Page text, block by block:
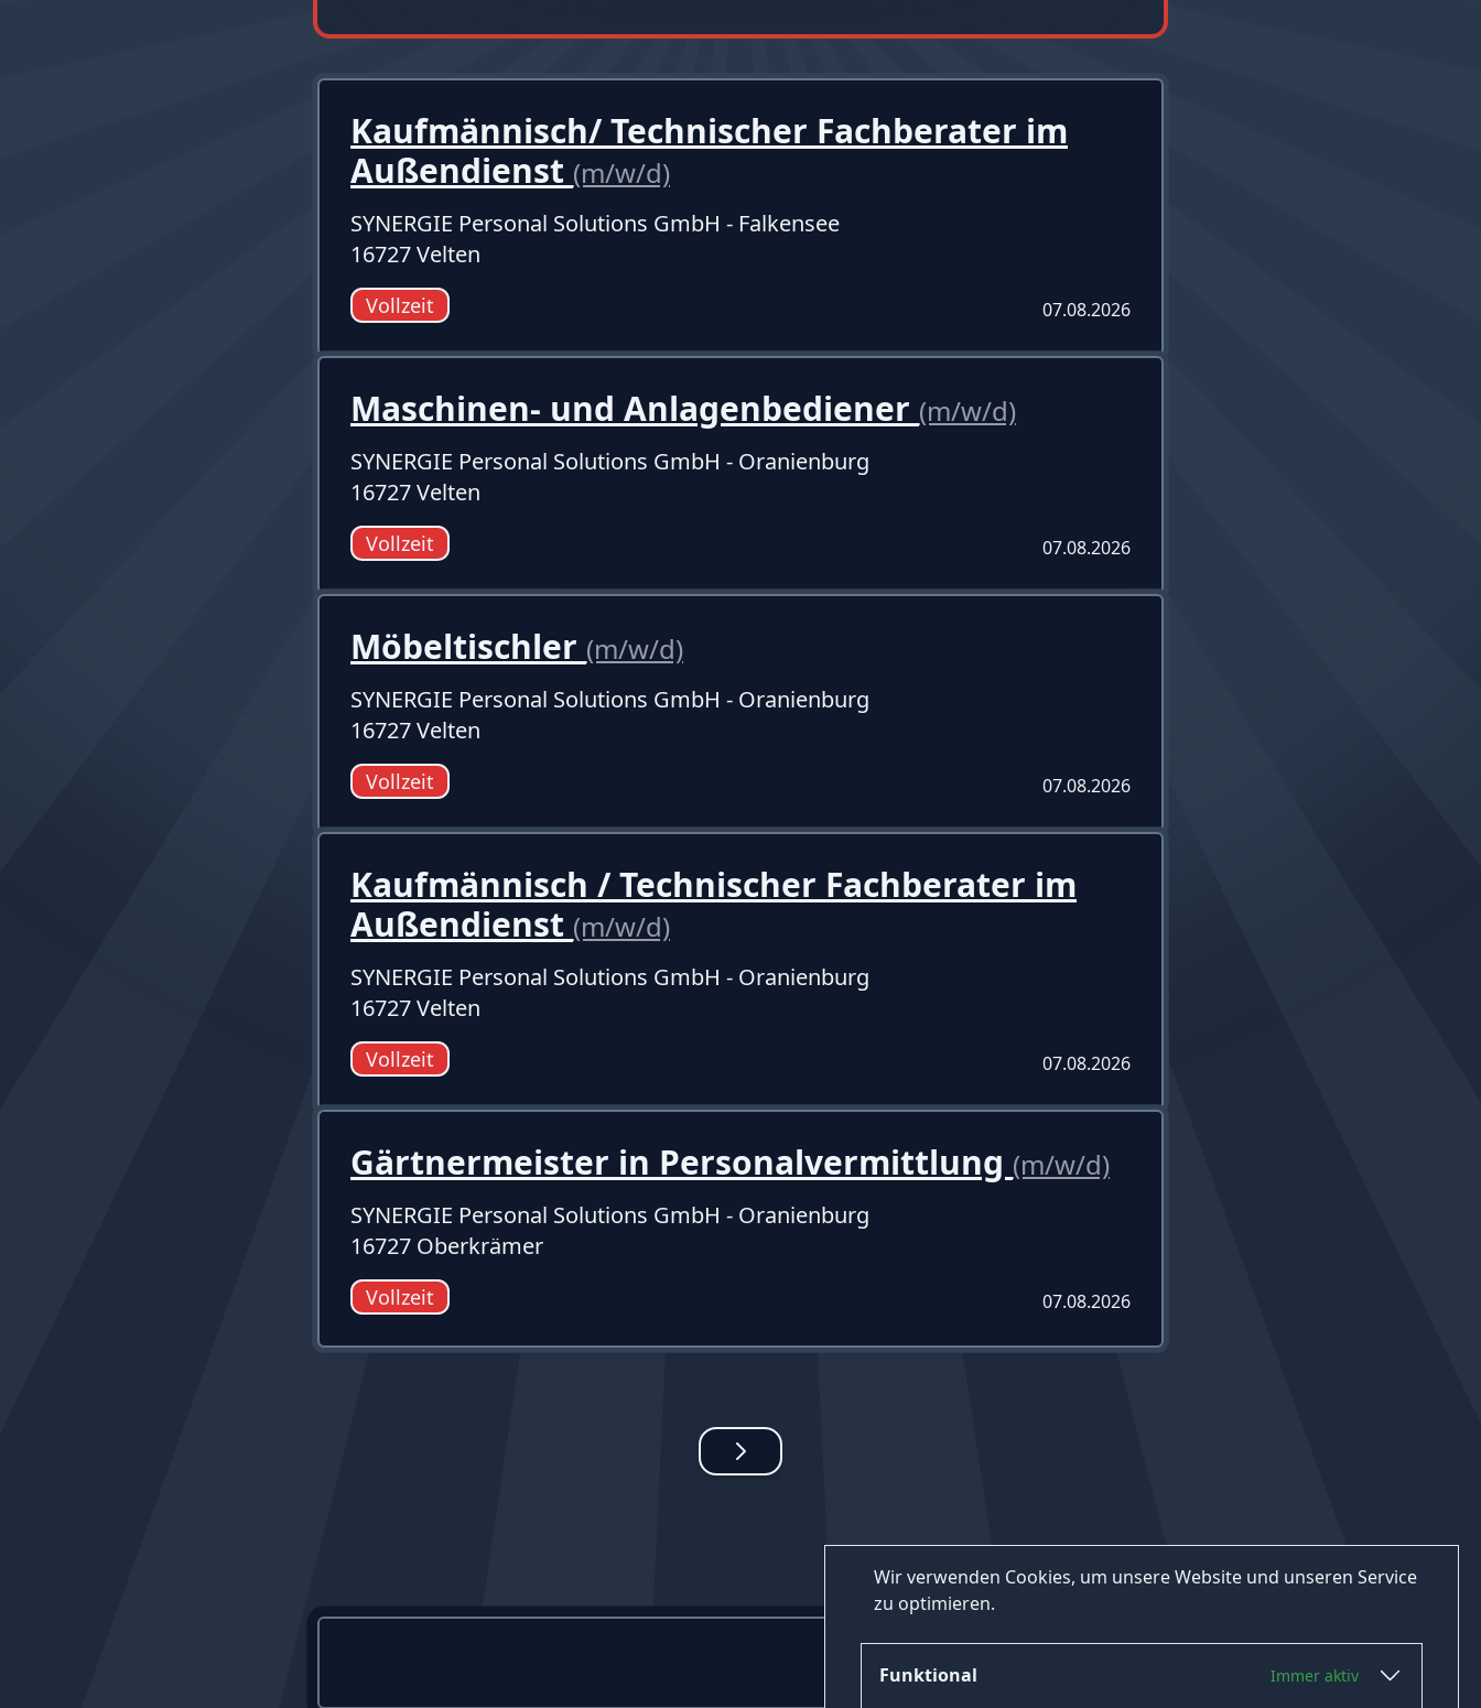
Wir verwenden Cookies, um unsere Website und unseren Service
zu optimieren.
Funktional Immer aktiv
Kaufmännisch/ Technischer Fachberater im
Außendienst (m/w/d)
SYNERGIE Personal Solutions GmbH - Falkensee
16727 Velten
Vollzeit 07.08.2026
Maschinen- und Anlagenbediener (m/w/d)
SYNERGIE Personal Solutions GmbH - Oranienburg
16727 Velten
Vollzeit 07.08.2026
Möbeltischler (m/w/d)
SYNERGIE Personal Solutions GmbH - Oranienburg
16727 Velten
Vollzeit 07.08.2026
Kaufmännisch / Technischer Fachberater im
Außendienst (m/w/d)
SYNERGIE Personal Solutions GmbH - Oranienburg
16727 Velten
Vollzeit 07.08.2026
Gärtnermeister in Personalvermittlung (m/w/d)
SYNERGIE Personal Solutions GmbH - Oranienburg
16727 Oberkrämer
Vollzeit 07.08.2026